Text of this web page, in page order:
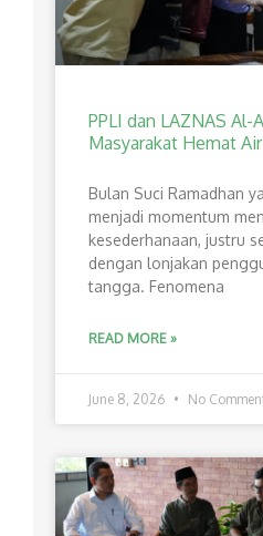
PPLI dan LAZNAS Al-
Masyarakat Hemat
Bulan Suci Ramadhan
menjadi momentum
kesederhanaan, justru
dengan lonjakan
tangga. Fenomena
READ MORE »
June 8, 2026 No